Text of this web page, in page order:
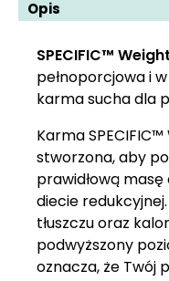
Opis
SPECIFIC™
pełnoporcjowa i
karma sucha dla
Karma
stworzona, aby
prawidłową masę
diecie
tłuszczu oraz
podwyższony
oznacza, że Twój